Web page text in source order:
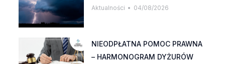
Aktualności 04/08/2026
NIEODPŁATNA POMOC PRAWNA
– HARMONOGRAM DYŻURÓW